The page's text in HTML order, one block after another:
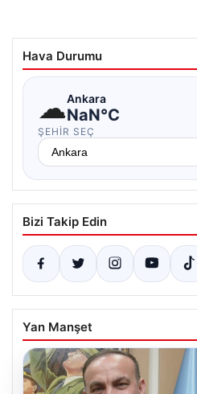
Hava Durumu
☁Ankara
NaN°C
ŞEHIR SEÇ
Bizi Takip Edin
Yan Manşet